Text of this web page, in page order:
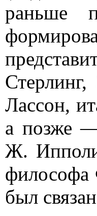
раньше
Лассон,
а позже
Ж.
философа
был